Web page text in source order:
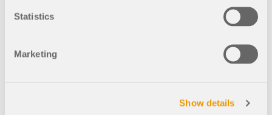
Statistics
Marketing
Show details
742x
Membrandachkonstruktion Kinderspielplatz Isfah